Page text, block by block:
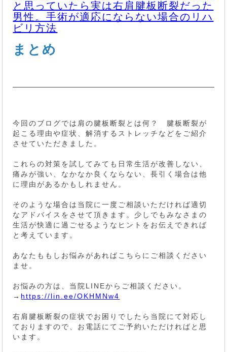
と思っていたら実は右肩腱板断裂だった
男性。手術が適応にならない場合のリハ
ビリ方法
まとめ
今回のブログでは肩の腱板断裂とは何？ 腱板断裂が
起こる理由や症状、解消するストレッチなどをご紹介
させていただきました。
これらの対策を試してみても日常生活が改善しない、
痛みが強い、なかなか良くならない、長引く場合は他
に理由があるかもしれません。
そのような場合は当院に一度ご相談いただければ適切
なアドバイスをさせて頂きます。少しでもみなさまの
生活が快適に過ごせるようなヒントをお伝えできれば
と考えています。
あなたももしお悩みがあればこちらにご相談ください
ませ。
お悩みの方は、当院LINEからご相談ください。
→ https://lin.ee/OKHMNw4
右肩腱板断裂の症状でお困りでしたら当院にて対応し
ておりますので、お電話にてご予約いただければと思
います。